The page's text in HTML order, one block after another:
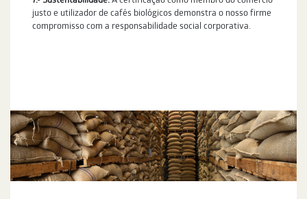
justo e utilizador de cafés biológicos demonstra o nosso firme
compromisso com a responsabilidade social corporativa.